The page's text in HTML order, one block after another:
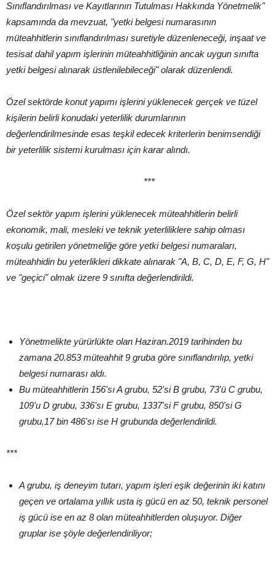
Sınıflandırılması ve Kayıtlarının Tutulması Hakkında Yönetmelik"
kapsamında da mevzuat, "yetki belgesi numarasının
müteahhitlerin sınıflandırılması suretiyle düzenleneceği, inşaat ve
tesisat dahil yapım işlerinin müteahhitliğinin ancak uygun sınıfta
yetki belgesi alınarak üstlenilebileceği" olarak düzenlendi.
Özel sektörde konut yapımı işlerini yüklenecek gerçek ve tüzel
kişilerin belirli konudaki yeterlilik durumlarının
değerlendirilmesinde esas teşkil edecek kriterlerin benimsendiği
bir yeterlilik sistemi kurulması için karar alındı.
***
Özel sektör yapım işlerini yüklenecek müteahhitlerin belirli
ekonomik, mali, mesleki ve teknik yeterliliklere sahip olması
koşulu getirilen yönetmeliğe göre yetki belgesi numaraları,
müteahhidin bu yeterlikleri dikkate alınarak "A, B, C, D, E, F, G, H"
ve "geçici" olmak üzere 9 sınıfta değerlendirildi.
Yönetmelikte yürürlükte olan Haziran.2019 tarihinden bu
zamana 20.853 müteahhit 9 gruba göre sınıflandırılıp, yetki
belgesi numarası aldı.
Bu müteahhitlerin 156'sı A grubu, 52'si B grubu, 73'ü C grubu,
109'u D grubu, 336'sı E grubu, 1337'si F grubu, 850'si G
grubu,17 bin 486'sı ise H grubunda değerlendirildi.
***
A grubu, iş deneyim tutarı, yapım işleri eşik değerinin iki katını
geçen ve ortalama yıllık usta iş gücü en az 50, teknik personel
iş gücü ise en az 8 olan müteahhitlerden oluşuyor. Diğer
gruplar ise şöyle değerlendiriliyor;